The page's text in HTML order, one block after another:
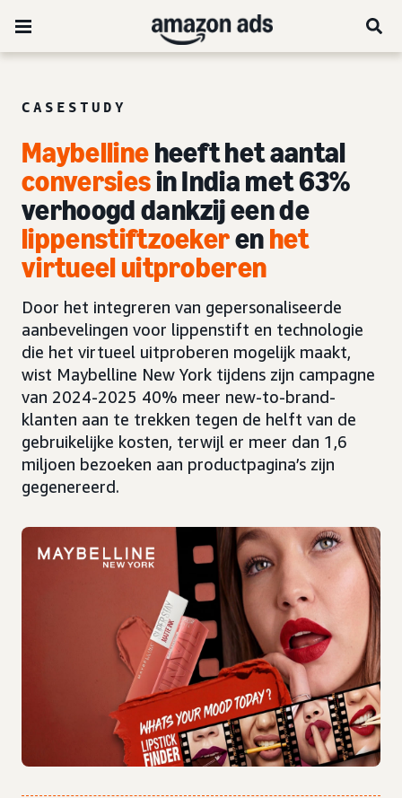
CASESTUDY
Maybellineheeft het aantal
conversiesin India met 63%
verhoogd dankzij een de
lippenstiftzoekerenhet
virtueel uitproberen
Door het integreren van gepersonaliseerde
aanbevelingen voor lippenstift en technologie
die het virtueel uitproberen mogelijk maakt,
wist Maybelline New York tijdens zijn campagne
van 2024-2025 40% meer new-to-brand-
klanten aan te trekken tegen de helft van de
gebruikelijke kosten, terwijl er meer dan 1,6
miljoen bezoeken aan productpagina’s zijn
gegenereerd.